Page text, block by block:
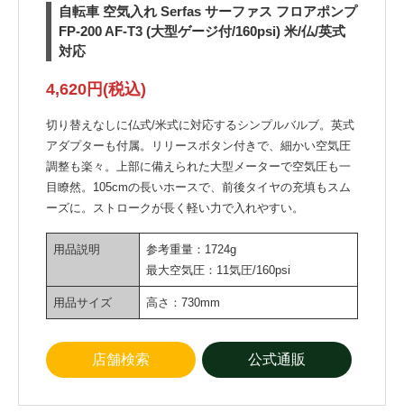
自転車 空気入れ Serfas サーファス フロアポンプ
FP-200 AF-T3 (大型ゲージ付/160psi) 米/仏/英式
対応
4,620円(税込)
切り替えなしに仏式/米式に対応するシンプルバルブ。英式
アダプターも付属。リリースボタン付きで、細かい空気圧
調整も楽々。上部に備えられた大型メーターで空気圧も一
目瞭然。105cmの長いホースで、前後タイヤの充填もスム
ーズに。ストロークが長く軽い力で入れやすい。
用品説明
参考重量：1724g
最大空気圧：11気圧/160psi
用品サイズ 高さ：730mm
店舗検索 公式通販